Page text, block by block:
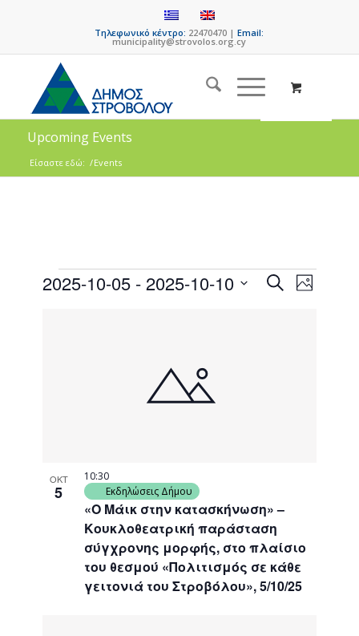
Τηλεφωνικό κέντρο: 22470470 |Email:
municipality@strovolos.org.cy
Upcoming Events
Είσαστε εδώ: /Events
Events
SearchEvent
Views
Photo
2025-10-05 - 2025-10-10
ΟΚΤ
5
«Ο Μάικ στην κατασκήνωση» –
Κουκλοθεατρική παράσταση
σύγχρονης μορφής, στο πλαίσιο
του θεσμού «Πολιτισμός σε κάθε
γειτονιά του Στροβόλου», 5/10/25
10:30
Εκδηλώσεις Δήμου